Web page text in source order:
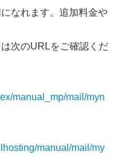
なれます。追加料金や
次のURLをご確認くだ
manual_mp/mail/myn
manual/mail/my